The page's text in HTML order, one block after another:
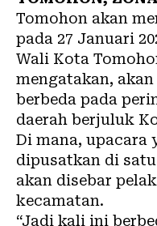
Tomohon akan
pada 27 Januari
Wali Kota
mengatakan,
berbeda pada
daerah berjuluk
Di mana, upacara
dipusatkan di
akan disebar
kecamatan.
“Jadi kali ini